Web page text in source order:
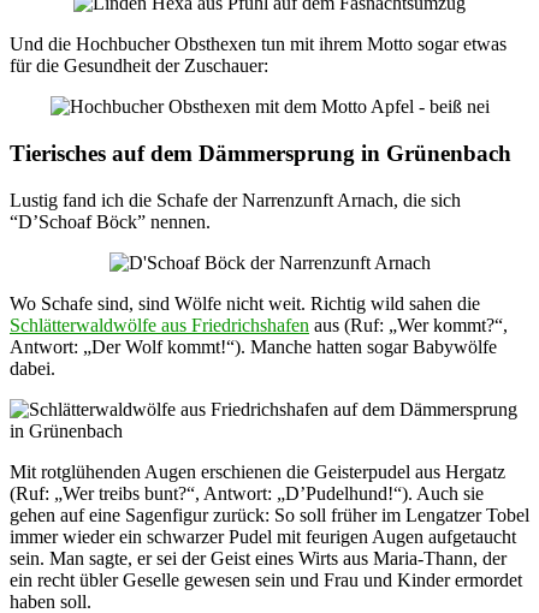
Und die Hochbucher Obsthexen tun mit ihrem Motto sogar etwas
für die Gesundheit der Zuschauer:
Tierisches auf dem Dämmersprung in Grünenbach
Lustig fand ich die Schafe der Narrenzunft Arnach, die sich
“D’Schoaf Böck” nennen.
Wo Schafe sind, sind Wölfe nicht weit. Richtig wild sahen die
Schlätterwaldwölfe aus Friedrichshafen aus (Ruf: „Wer kommt?“,
Antwort: „Der Wolf kommt!“). Manche hatten sogar Babywölfe
dabei.
Mit rotglühenden Augen erschienen die Geisterpudel aus Hergatz
(Ruf: „Wer treibs bunt?“, Antwort: „D’Pudelhund!“). Auch sie
gehen auf eine Sagenfigur zurück: So soll früher im Lengatzer Tobel
immer wieder ein schwarzer Pudel mit feurigen Augen aufgetaucht
sein. Man sagte, er sei der Geist eines Wirts aus Maria-Thann, der
ein recht übler Geselle gewesen sein und Frau und Kinder ermordet
haben soll.